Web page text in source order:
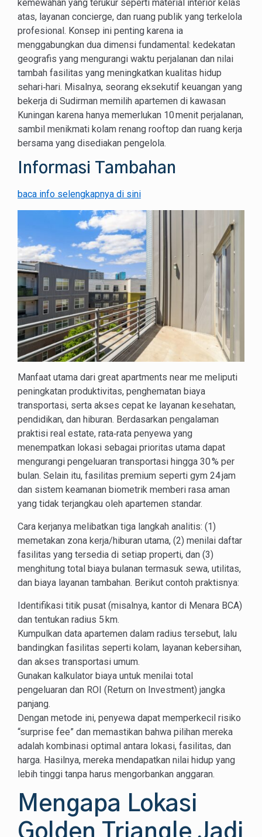
kemewahan yang terukur seperti material interior kelas
atas, layanan concierge, dan ruang publik yang terkelola
profesional. Konsep ini penting karena ia
menggabungkan dua dimensi fundamental: kedekatan
geografis yang mengurangi waktu perjalanan dan nilai
tambah fasilitas yang meningkatkan kualitas hidup
sehari‑hari. Misalnya, seorang eksekutif keuangan yang
bekerja di Sudirman memilih apartemen di kawasan
Kuningan karena hanya memerlukan 10 menit perjalanan,
sambil menikmati kolam renang rooftop dan ruang kerja
bersama yang disediakan pengelola.
Informasi Tambahan
baca info selengkapnya di sini
Manfaat utama dari great apartments near me meliputi
peningkatan produktivitas, penghematan biaya
transportasi, serta akses cepat ke layanan kesehatan,
pendidikan, dan hiburan. Berdasarkan pengalaman
praktisi real estate, rata‑rata penyewa yang
menempatkan lokasi sebagai prioritas utama dapat
mengurangi pengeluaran transportasi hingga 30 % per
bulan. Selain itu, fasilitas premium seperti gym 24 jam
dan sistem keamanan biometrik memberi rasa aman
yang tidak terjangkau oleh apartemen standar.
Cara kerjanya melibatkan tiga langkah analitis: (1)
memetakan zona kerja/hiburan utama, (2) menilai daftar
fasilitas yang tersedia di setiap properti, dan (3)
menghitung total biaya bulanan termasuk sewa, utilitas,
dan biaya layanan tambahan. Berikut contoh praktisnya:
Identifikasi titik pusat (misalnya, kantor di Menara BCA)
dan tentukan radius 5 km.
Kumpulkan data apartemen dalam radius tersebut, lalu
bandingkan fasilitas seperti kolam, layanan kebersihan,
dan akses transportasi umum.
Gunakan kalkulator biaya untuk menilai total
pengeluaran dan ROI (Return on Investment) jangka
panjang.
Dengan metode ini, penyewa dapat memperkecil risiko
“surprise fee” dan memastikan bahwa pilihan mereka
adalah kombinasi optimal antara lokasi, fasilitas, dan
harga. Hasilnya, mereka mendapatkan nilai hidup yang
lebih tinggi tanpa harus mengorbankan anggaran.
Mengapa Lokasi
Golden Triangle Jadi